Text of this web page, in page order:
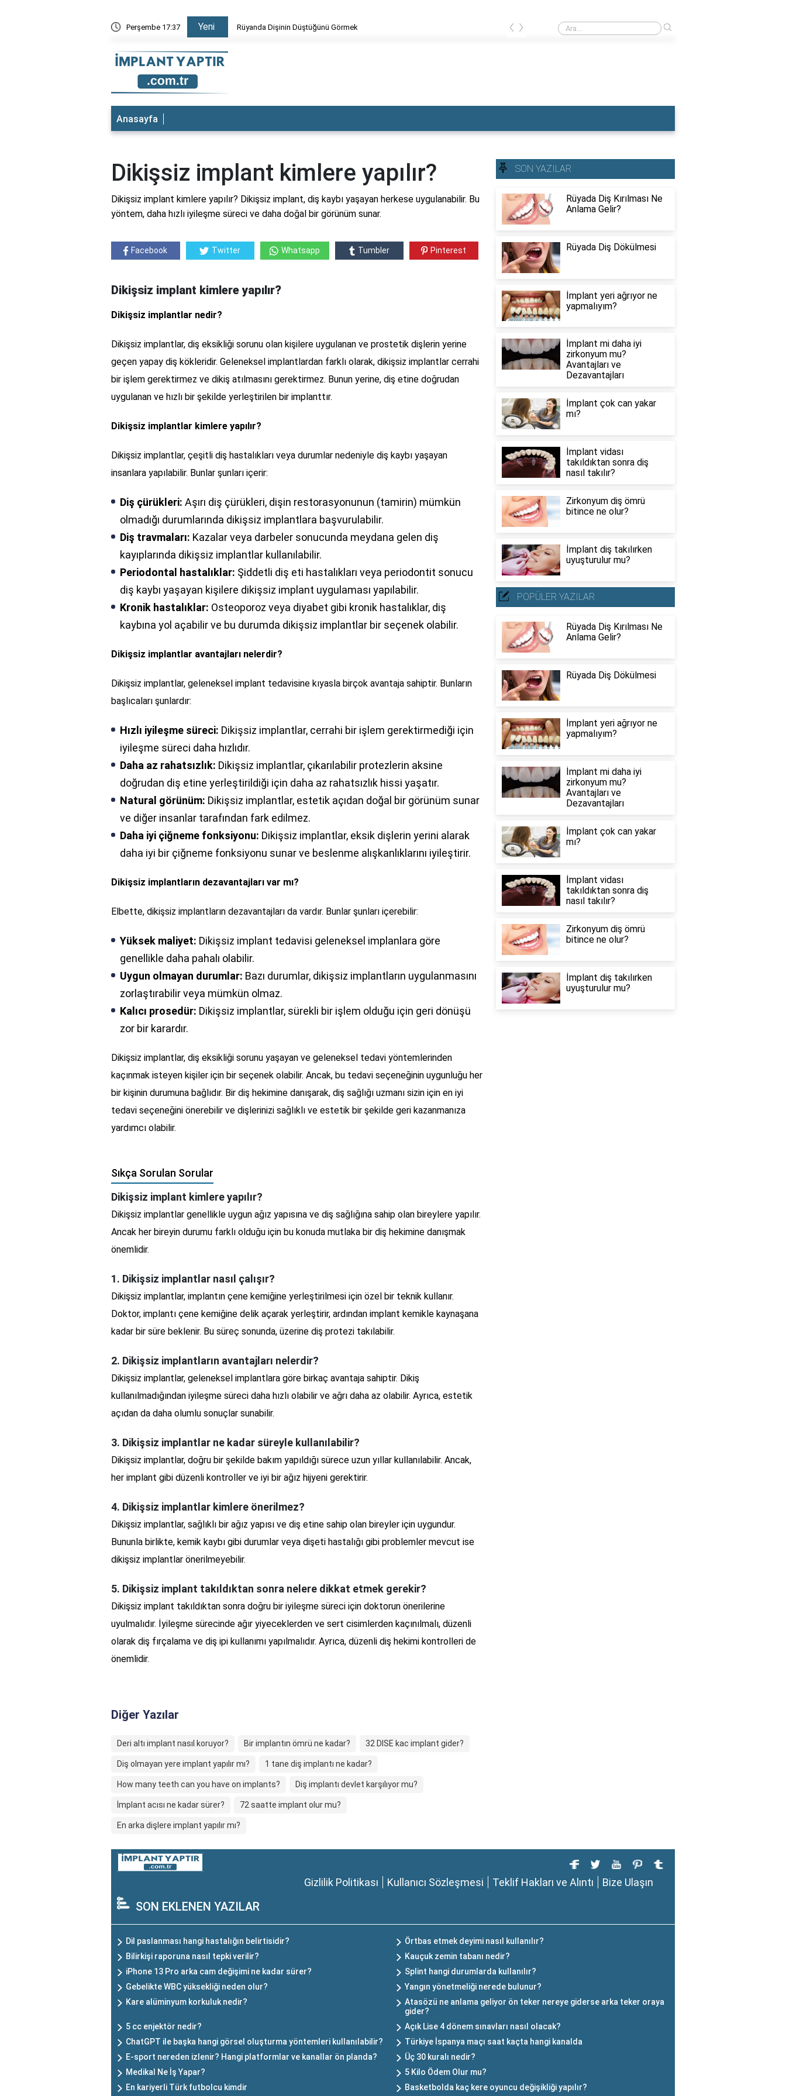
Perşembe 17:37 Yeni Rüyada Dolgu Dişin Kırılması Rüyada Dişçiye Muayene Olmak
‹ ›
Anasayfa
Dikişsiz implant kimlere yapılır?
Dikişsiz implant kimlere yapılır? Dikişsiz implant, diş kaybı yaşayan herkese uygulanabilir. Bu
yöntem, daha hızlı iyileşme süreci ve daha doğal bir görünüm sunar.
Facebook Twitter Whatsapp Tumbler Pinterest
Dikişsiz implant kimlere yapılır?
Dikişsiz implantlar nedir?
Dikişsiz implantlar, diş eksikliği sorunu olan kişilere uygulanan ve prostetik dişlerin yerine
geçen yapay diş kökleridir. Geleneksel implantlardan farklı olarak, dikişsiz implantlar cerrahi
bir işlem gerektirmez ve dikiş atılmasını gerektirmez. Bunun yerine, diş etine doğrudan
uygulanan ve hızlı bir şekilde yerleştirilen bir implanttır.
Dikişsiz implantlar kimlere yapılır?
Dikişsiz implantlar, çeşitli diş hastalıkları veya durumlar nedeniyle diş kaybı yaşayan
insanlara yapılabilir. Bunlar şunları içerir:
Diş çürükleri: Aşırı diş çürükleri, dişin restorasyonunun (tamirin) mümkün
olmadığı durumlarında dikişsiz implantlara başvurulabilir.
Diş travmaları: Kazalar veya darbeler sonucunda meydana gelen diş
kayıplarında dikişsiz implantlar kullanılabilir.
Periodontal hastalıklar: Şiddetli diş eti hastalıkları veya periodontit sonucu
diş kaybı yaşayan kişilere dikişsiz implant uygulaması yapılabilir.
Kronik hastalıklar: Osteoporoz veya diyabet gibi kronik hastalıklar, diş
kaybına yol açabilir ve bu durumda dikişsiz implantlar bir seçenek olabilir.
Dikişsiz implantlar avantajları nelerdir?
Dikişsiz implantlar, geleneksel implant tedavisine kıyasla birçok avantaja sahiptir. Bunların
başlıcaları şunlardır:
Hızlı iyileşme süreci: Dikişsiz implantlar, cerrahi bir işlem gerektirmediği için
iyileşme süreci daha hızlıdır.
Daha az rahatsızlık: Dikişsiz implantlar, çıkarılabilir protezlerin aksine
doğrudan diş etine yerleştirildiği için daha az rahatsızlık hissi yaşatır.
Natural görünüm: Dikişsiz implantlar, estetik açıdan doğal bir görünüm sunar
ve diğer insanlar tarafından fark edilmez.
Daha iyi çiğneme fonksiyonu: Dikişsiz implantlar, eksik dişlerin yerini alarak
daha iyi bir çiğneme fonksiyonu sunar ve beslenme alışkanlıklarını iyileştirir.
Dikişsiz implantların dezavantajları var mı?
Elbette, dikişsiz implantların dezavantajları da vardır. Bunlar şunları içerebilir:
Yüksek maliyet: Dikişsiz implant tedavisi geleneksel implanlara göre
genellikle daha pahalı olabilir.
Uygun olmayan durumlar: Bazı durumlar, dikişsiz implantların uygulanmasını
zorlaştırabilir veya mümkün olmaz.
Kalıcı prosedür: Dikişsiz implantlar, sürekli bir işlem olduğu için geri dönüşü
zor bir karardır.
Dikişsiz implantlar, diş eksikliği sorunu yaşayan ve geleneksel tedavi yöntemlerinden
kaçınmak isteyen kişiler için bir seçenek olabilir. Ancak, bu tedavi seçeneğinin uygunluğu her
bir kişinin durumuna bağlıdır. Bir diş hekimine danışarak, diş sağlığı uzmanı sizin için en iyi
tedavi seçeneğini önerebilir ve dişlerinizi sağlıklı ve estetik bir şekilde geri kazanmanıza
yardımcı olabilir.
Sıkça Sorulan Sorular
Dikişsiz implant kimlere yapılır?
Dikişsiz implantlar genellikle uygun ağız yapısına ve diş sağlığına sahip olan bireylere yapılır.
Ancak her bireyin durumu farklı olduğu için bu konuda mutlaka bir diş hekimine danışmak
önemlidir.
1. Dikişsiz implantlar nasıl çalışır?
Dikişsiz implantlar, implantın çene kemiğine yerleştirilmesi için özel bir teknik kullanır.
Doktor, implantı çene kemiğine delik açarak yerleştirir, ardından implant kemikle kaynaşana
kadar bir süre beklenir. Bu süreç sonunda, üzerine diş protezi takılabilir.
2. Dikişsiz implantların avantajları nelerdir?
Dikişsiz implantlar, geleneksel implantlara göre birkaç avantaja sahiptir. Dikiş
kullanılmadığından iyileşme süreci daha hızlı olabilir ve ağrı daha az olabilir. Ayrıca, estetik
açıdan da daha olumlu sonuçlar sunabilir.
3. Dikişsiz implantlar ne kadar süreyle kullanılabilir?
Dikişsiz implantlar, doğru bir şekilde bakım yapıldığı sürece uzun yıllar kullanılabilir. Ancak,
her implant gibi düzenli kontroller ve iyi bir ağız hijyeni gerektirir.
4. Dikişsiz implantlar kimlere önerilmez?
Dikişsiz implantlar, sağlıklı bir ağız yapısı ve diş etine sahip olan bireyler için uygundur.
Bununla birlikte, kemik kaybı gibi durumlar veya dişeti hastalığı gibi problemler mevcut ise
dikişsiz implantlar önerilmeyebilir.
5. Dikişsiz implant takıldıktan sonra nelere dikkat etmek gerekir?
Dikişsiz implant takıldıktan sonra doğru bir iyileşme süreci için doktorun önerilerine
uyulmalıdır. İyileşme sürecinde ağır yiyeceklerden ve sert cisimlerden kaçınılmalı, düzenli
olarak diş fırçalama ve diş ipi kullanımı yapılmalıdır. Ayrıca, düzenli diş hekimi kontrolleri de
önemlidir.
Diğer Yazılar
Deri altı implant nasıl koruyor? Bir implantın ömrü ne kadar? 32 DISE kac implant gider?
Diş olmayan yere implant yapılır mı? 1 tane diş implantı ne kadar?
How many teeth can you have on implants? Diş implantı devlet karşılıyor mu?
İmplant acısı ne kadar sürer? 72 saatte implant olur mu?
En arka dişlere implant yapılır mı?
SON YAZILAR
Rüyada Diş Kırılması Ne
Anlama Gelir?
Rüyada Diş Dökülmesi
İmplant yeri ağrıyor ne
yapmalıyım?
İmplant mi daha iyi
zirkonyum mu?
Avantajları ve
Dezavantajları
İmplant çok can yakar
mı?
İmplant vidası
takıldıktan sonra diş
nasıl takılır?
Zirkonyum diş ömrü
bitince ne olur?
İmplant diş takılırken
uyuşturulur mu?
POPÜLER YAZILAR
Rüyada Diş Kırılması Ne
Anlama Gelir?
Rüyada Diş Dökülmesi
İmplant yeri ağrıyor ne
yapmalıyım?
İmplant mi daha iyi
zirkonyum mu?
Avantajları ve
Dezavantajları
İmplant çok can yakar
mı?
İmplant vidası
takıldıktan sonra diş
nasıl takılır?
Zirkonyum diş ömrü
bitince ne olur?
İmplant diş takılırken
uyuşturulur mu?
Gizlilik Politikası Kullanıcı Sözleşmesi Teklif Hakları ve Alıntı Bize Ulaşın
SON EKLENEN YAZILAR
Dil paslanması hangi hastalığın belirtisidir?
Örtbas etmek deyimi nasıl kullanılır?
Bilirkişi raporuna nasıl tepki verilir?
Kauçuk zemin tabanı nedir?
iPhone 13 Pro arka cam değişimi ne kadar sürer?
Splint hangi durumlarda kullanılır?
Gebelikte WBC yüksekliği neden olur?
Yangın yönetmeliği nerede bulunur?
Kare alüminyum korkuluk nedir?
Atasözü ne anlama geliyor ön teker nereye giderse arka teker oraya
gider?
5 cc enjektör nedir?
Açık Lise 4 dönem sınavları nasıl olacak?
ChatGPT ile başka hangi görsel oluşturma yöntemleri kullanılabilir?
Türkiye İspanya maçı saat kaçta hangi kanalda
E-sport nereden izlenir? Hangi platformlar ve kanallar ön planda?
Üç 30 kuralı nedir?
Medikal Ne İş Yapar?
5 Kilo Ödem Olur mu?
En kariyerli Türk futbolcu kimdir
Basketbolda kaç kere oyuncu değişikliği yapılır?